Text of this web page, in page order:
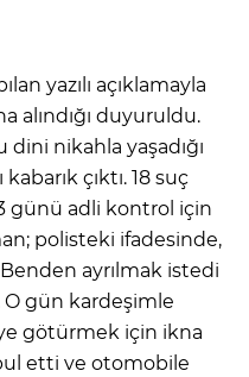
yazılı açıklamayla
alındığı duyuruldu.
nikahla yaşadığı
çıktı. 18 suç
günü adli kontrol için
polisteki ifadesinde,
ayrılmak istedi
O gün kardeşimle
götürmek için ikna
etti ve otomobile